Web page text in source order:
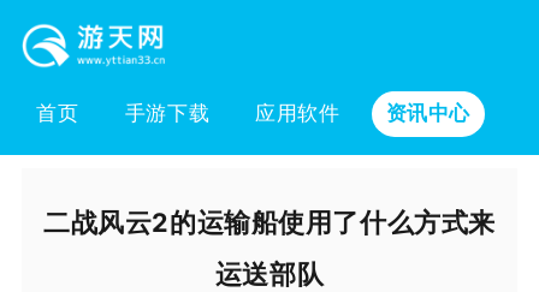
首页 手游下载 应用软件 资讯中心
二战风云2的运输船使用了什么方式来
运送部队